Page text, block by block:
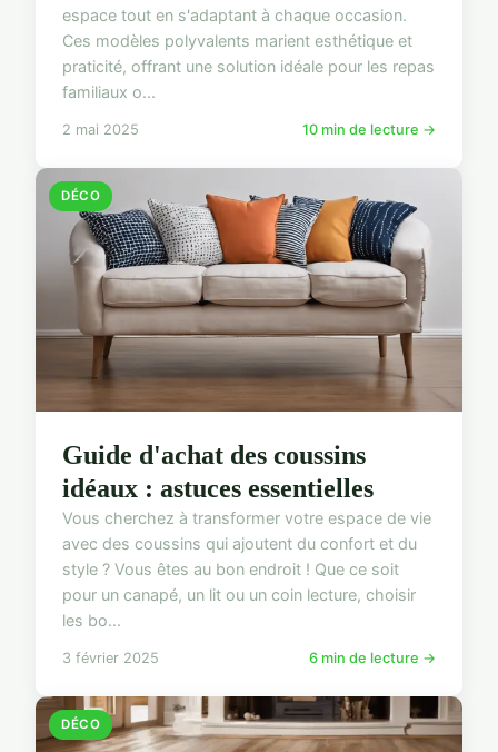
espace tout en s'adaptant à chaque occasion.
Ces modèles polyvalents marient esthétique et
praticité, offrant une solution idéale pour les repas
familiaux o...
2 mai 2025 10 min de lecture →
DÉCO
Guide d'achat des coussins
idéaux : astuces essentielles
Vous cherchez à transformer votre espace de vie
avec des coussins qui ajoutent du confort et du
style ? Vous êtes au bon endroit ! Que ce soit
pour un canapé, un lit ou un coin lecture, choisir
les bo...
3 février 2025 6 min de lecture →
DÉCO